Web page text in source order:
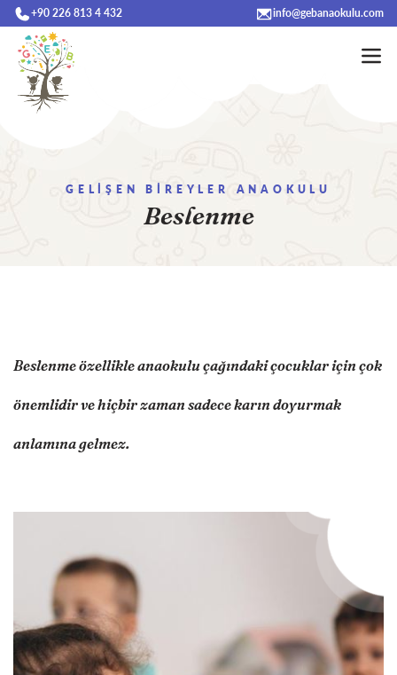
+90 226 813 4 432 info@gebanaokulu.com
GELİŞEN BİREYLER ANAOKULU
Beslenme
Beslenme özellikle anaokulu çağındaki çocuklar için çok
önemlidir ve hiçbir zaman sadece karın doyurmak
anlamına gelmez.